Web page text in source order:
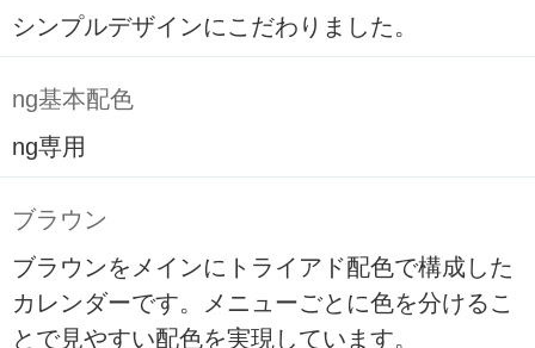
シンプルデザインにこだわりました。
ng基本配色
ng専用
ブラウン
ブラウンをメインにトライアド配色で構成した
カレンダーです。メニューごとに色を分けるこ
とで見やすい配色を実現しています。